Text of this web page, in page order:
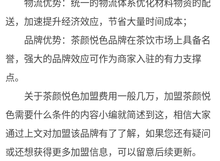
物流优势：统一的物流体系优化材料物资的配
送，加速提升经济效应，节省大量时间成本；
品牌优势：茶颜悦色品牌在茶饮市场上具备名
誉，强大的品牌效应可作为商家入驻的有力支撑
点。
关于茶颜悦色加盟费用一般几万，加盟茶颜悦
色需要什么条件的内容小编就简述到这，相信大家
通过上文对加盟该品牌有了了解，如果您还有疑问
或还想获得更多加盟信息，可以留意后续更新。